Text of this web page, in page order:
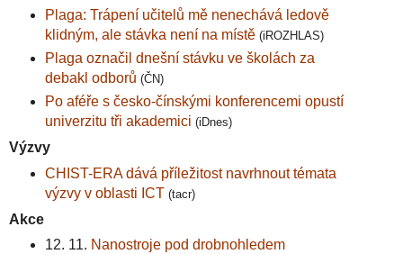
Plaga: Trápení učitelů mě nenechává ledově
klidným, ale stávka není na místě (iROZHLAS)
Plaga označil dnešní stávku ve školách za
debakl odborů (ČN)
Po aféře s česko-čínskými konferencemi opustí
univerzitu tři akademici (iDnes)
Výzvy
CHIST-ERA dává příležitost navrhnout témata
výzvy v oblasti ICT (tacr)
Akce
12. 11. Nanostroje pod drobnohledem